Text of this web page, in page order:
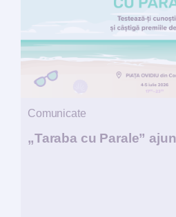
Comunicate
„Taraba cu Parale”